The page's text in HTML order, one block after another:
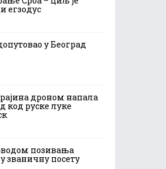
егзодус
у Београд
дроном напала
код руске луке
позивања
званичну посету